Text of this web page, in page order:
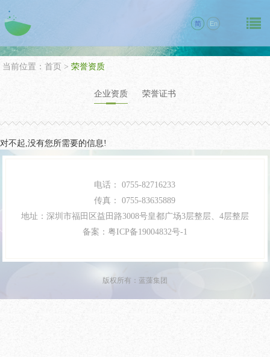
简 En
当前位置：首页>荣誉资质
企业资质 荣誉证书
对不起,没有您所需要的信息!
电话：0755-82716233
传真：0755-83635889
地址：深圳市福田区益田路3008号皇都广场3层整层、4层整层
备案： 粤ICP备19004832号-1
版权所有：蓝藻集团